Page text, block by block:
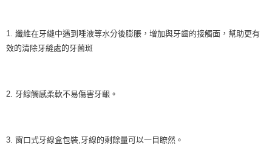
1. 纖維在牙縫中遇到唾液等水分後膨脹，增加與牙齒的接觸面，幫助更有
效的清除牙縫處的牙菌斑
2. 牙線觸感柔軟不易傷害牙齦。
3. 窗口式牙線盒包裝,牙線的剩餘量可以一目瞭然。